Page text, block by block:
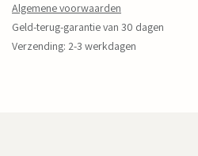
Algemene voorwaarden
Geld-terug-garantie van 30 dagen
Verzending: 2-3 werkdagen